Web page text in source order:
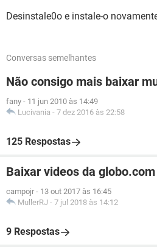
Desinstale0o e instale-o
Conversas semelhantes
Não consigo mais baixar
fany - 11 jun 2010 às 14:49
Lucivania - 7 dez 2016 às 22:58
125 Respostas
Baixar videos da globo.com
campojr - 13 out 2017 às 16:45
MullerRJ - 7 jul 2018 às 14:12
9 Respostas